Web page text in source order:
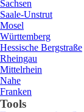
Sachsen
Saale-Unstrut
Mosel
Württemberg
Hessische Bergstraße
Rheingau
Mittelrhein
Nahe
Franken
Tools